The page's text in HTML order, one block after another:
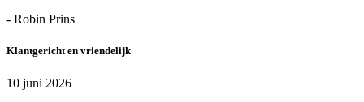
- Robin Prins
Klantgericht en vriendelijk
10 juni 2026